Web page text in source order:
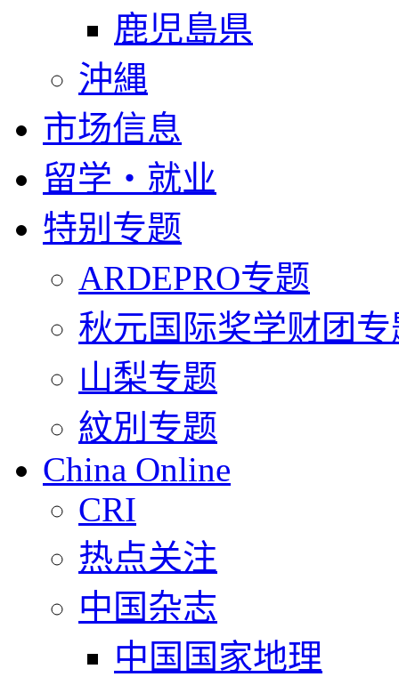
鹿児島県
沖縄
市场信息
留学・就业
特别专题
ARDEPRO专题
秋元国际奖学财团专
山梨专题
紋別专题
China Online
CRI
热点关注
中国杂志
中国国家地理